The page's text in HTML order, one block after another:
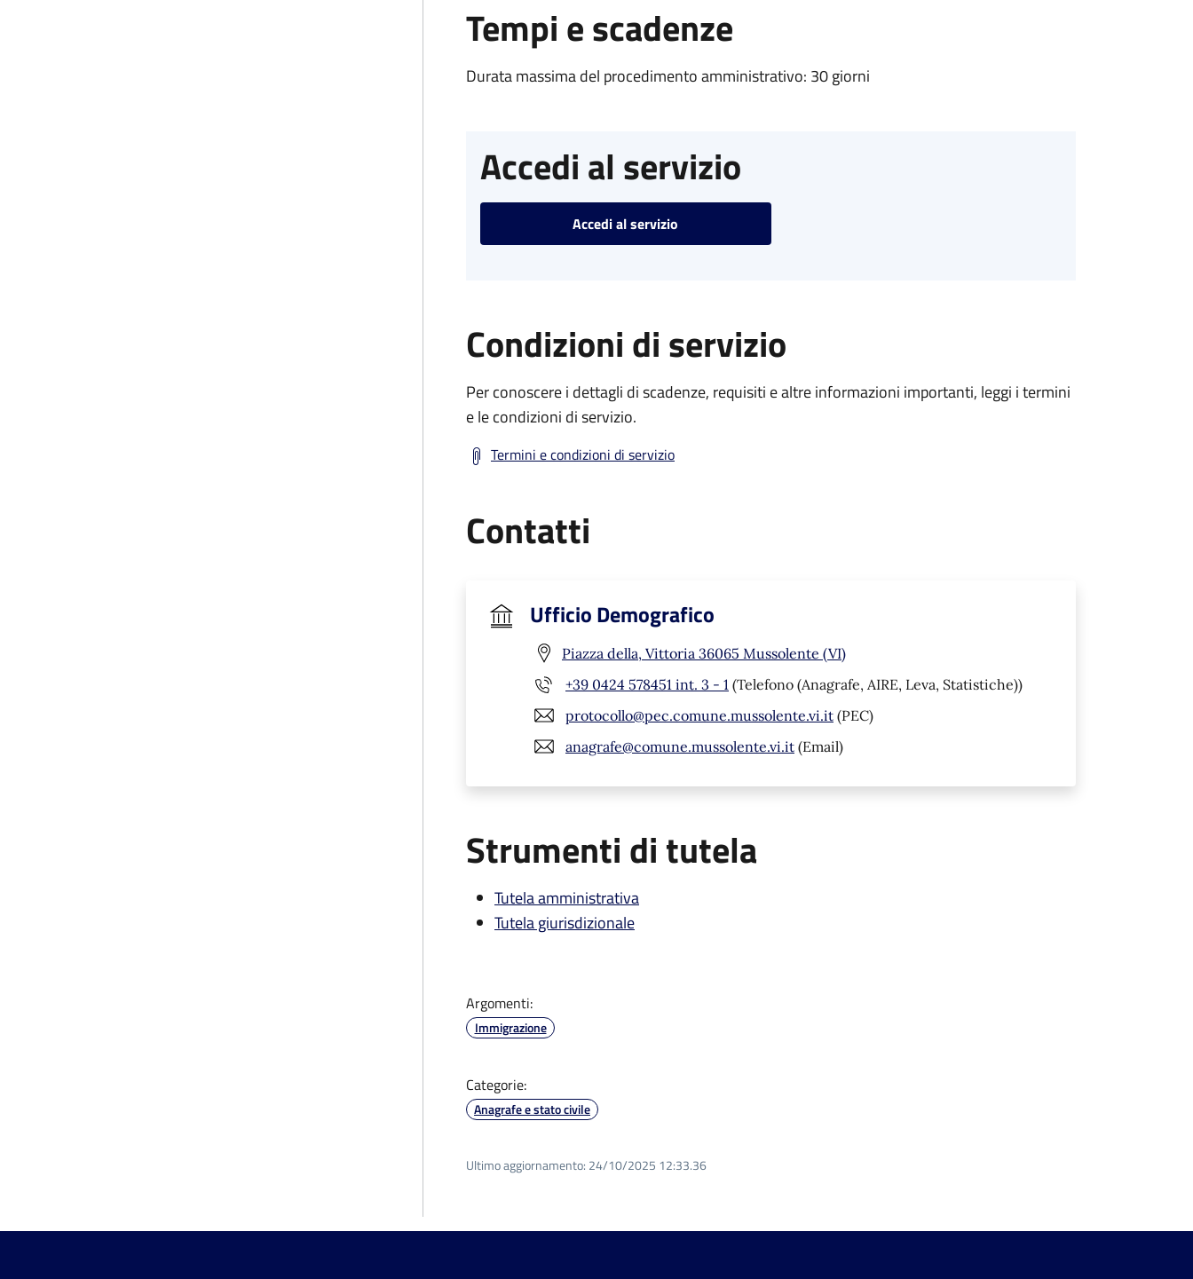
Tempi e scadenze
Durata massima del procedimento amministrativo: 30 giorni
Accedi al servizio
Accedi al servizio
Condizioni di servizio
Per conoscere i dettagli di scadenze, requisiti e altre informazioni importanti, leggi i termini
e le condizioni di servizio.
Termini e condizioni di servizio
Contatti
Ufficio Demografico
Piazza della, Vittoria 36065 Mussolente (VI)
+39 0424 578451 int. 3 - 1 (Telefono (Anagrafe, AIRE, Leva, Statistiche))
protocollo@pec.comune.mussolente.vi.it (PEC)
anagrafe@comune.mussolente.vi.it (Email)
Strumenti di tutela
Tutela amministrativa
Tutela giurisdizionale
Argomenti:
Immigrazione
Categorie:
Anagrafe e stato civile
Ultimo aggiornamento: 24/10/2025 12:33.36